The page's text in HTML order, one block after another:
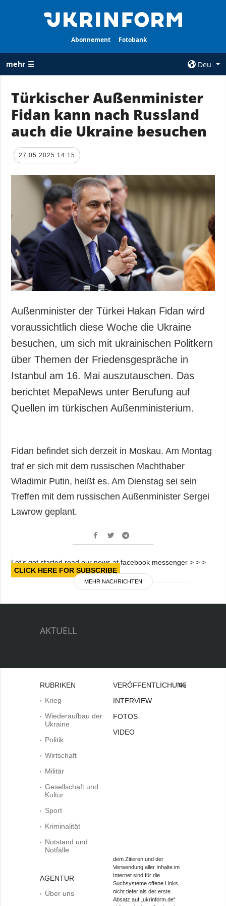
Abonnement Fotobank
mehr ☰
Deu
ALLE
RUBRIKEN
Krieg
Wiederaufbau
Politik
Wirtschaft
Militär
Gesellschaft und
Kultur
Sport
Kriminalität
Notstand und
AGENTUR
Über uns
Politik zur
Vertraulichkeit
und zum Schutz
Daten
ZUSÄTZLICH
Veröffentlichungen
Interview
Fotos
Video
LEISTUNGEN
Abonnement
Fotobank
Türkischer Außenminister
Fidan kann nach Russland
auch die Ukraine besuchen
27.05.2025 14:15
Außenminister der Türkei Hakan Fidan wird
voraussichtlich diese Woche die Ukraine
besuchen, um sich mit ukrainischen Politkern
über Themen der Friedensgespräche in
Istanbul am 16. Mai auszutauschen. Das
berichtet MepaNews unter Berufung auf
Quellen im türkischen Außenministerium.
Fidan befindet sich derzeit in Moskau. Am Montag
traf er sich mit dem russischen Machthaber
Wladimir Putin, heißt es. Am Dienstag sei sein
Treffen mit dem russischen Außenminister Sergei
Lawrow geplant.
Let’s get started read our news at facebook messenger > > >
CLICK HERE FOR SUBSCRIBE
MEHR NACHRICHTEN
AKTUELL
RUBRIKEN
Krieg
Wiederaufbau der
Ukraine
Politik
Wirtschaft
Militär
Gesellschaft und
Kultur
Sport
Kriminalität
Notstand und
Notfälle
AGENTUR
Über uns
VERÖFFENTLICHUNGEN
INTERVIEW
FOTOS
VIDEO
Bei
dem Zitieren und der
Verwendung aller Inhalte im
Internet sind für die
Suchsysteme offene Links
nicht tiefer als der erste
Absatz auf „ukrinform.de“